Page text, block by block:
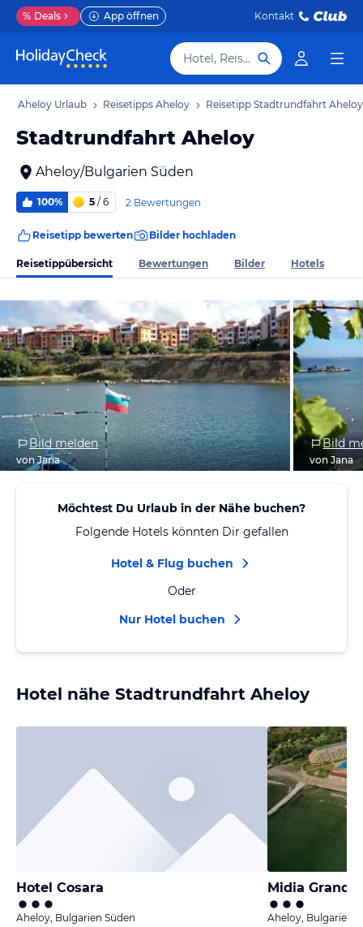
% Deals App öffnen Kontakt
Hotel, Reiseziel
Aheloy Urlaub Reisetipps Aheloy Reisetipp Stadtrundfahrt Aheloy
Stadtrundfahrt Aheloy
Aheloy/Bulgarien Süden
100% 5 / 6 2 Bewertungen
Reisetipp bewerten Bilder hochladen
Reisetippübersicht Bewertungen Bilder Hotels
Bild melden
von Jana
Bild
von Jana
Möchtest Du Urlaub in der Nähe buchen?
Folgende Hotels könnten Dir gefallen
Hotel & Flug buchen
Oder
Nur Hotel buchen
Hotel nähe Stadtrundfahrt Aheloy
Hotel Cosara
Aheloy, Bulgarien Süden
Midia Grand
Aheloy, Bulgarien